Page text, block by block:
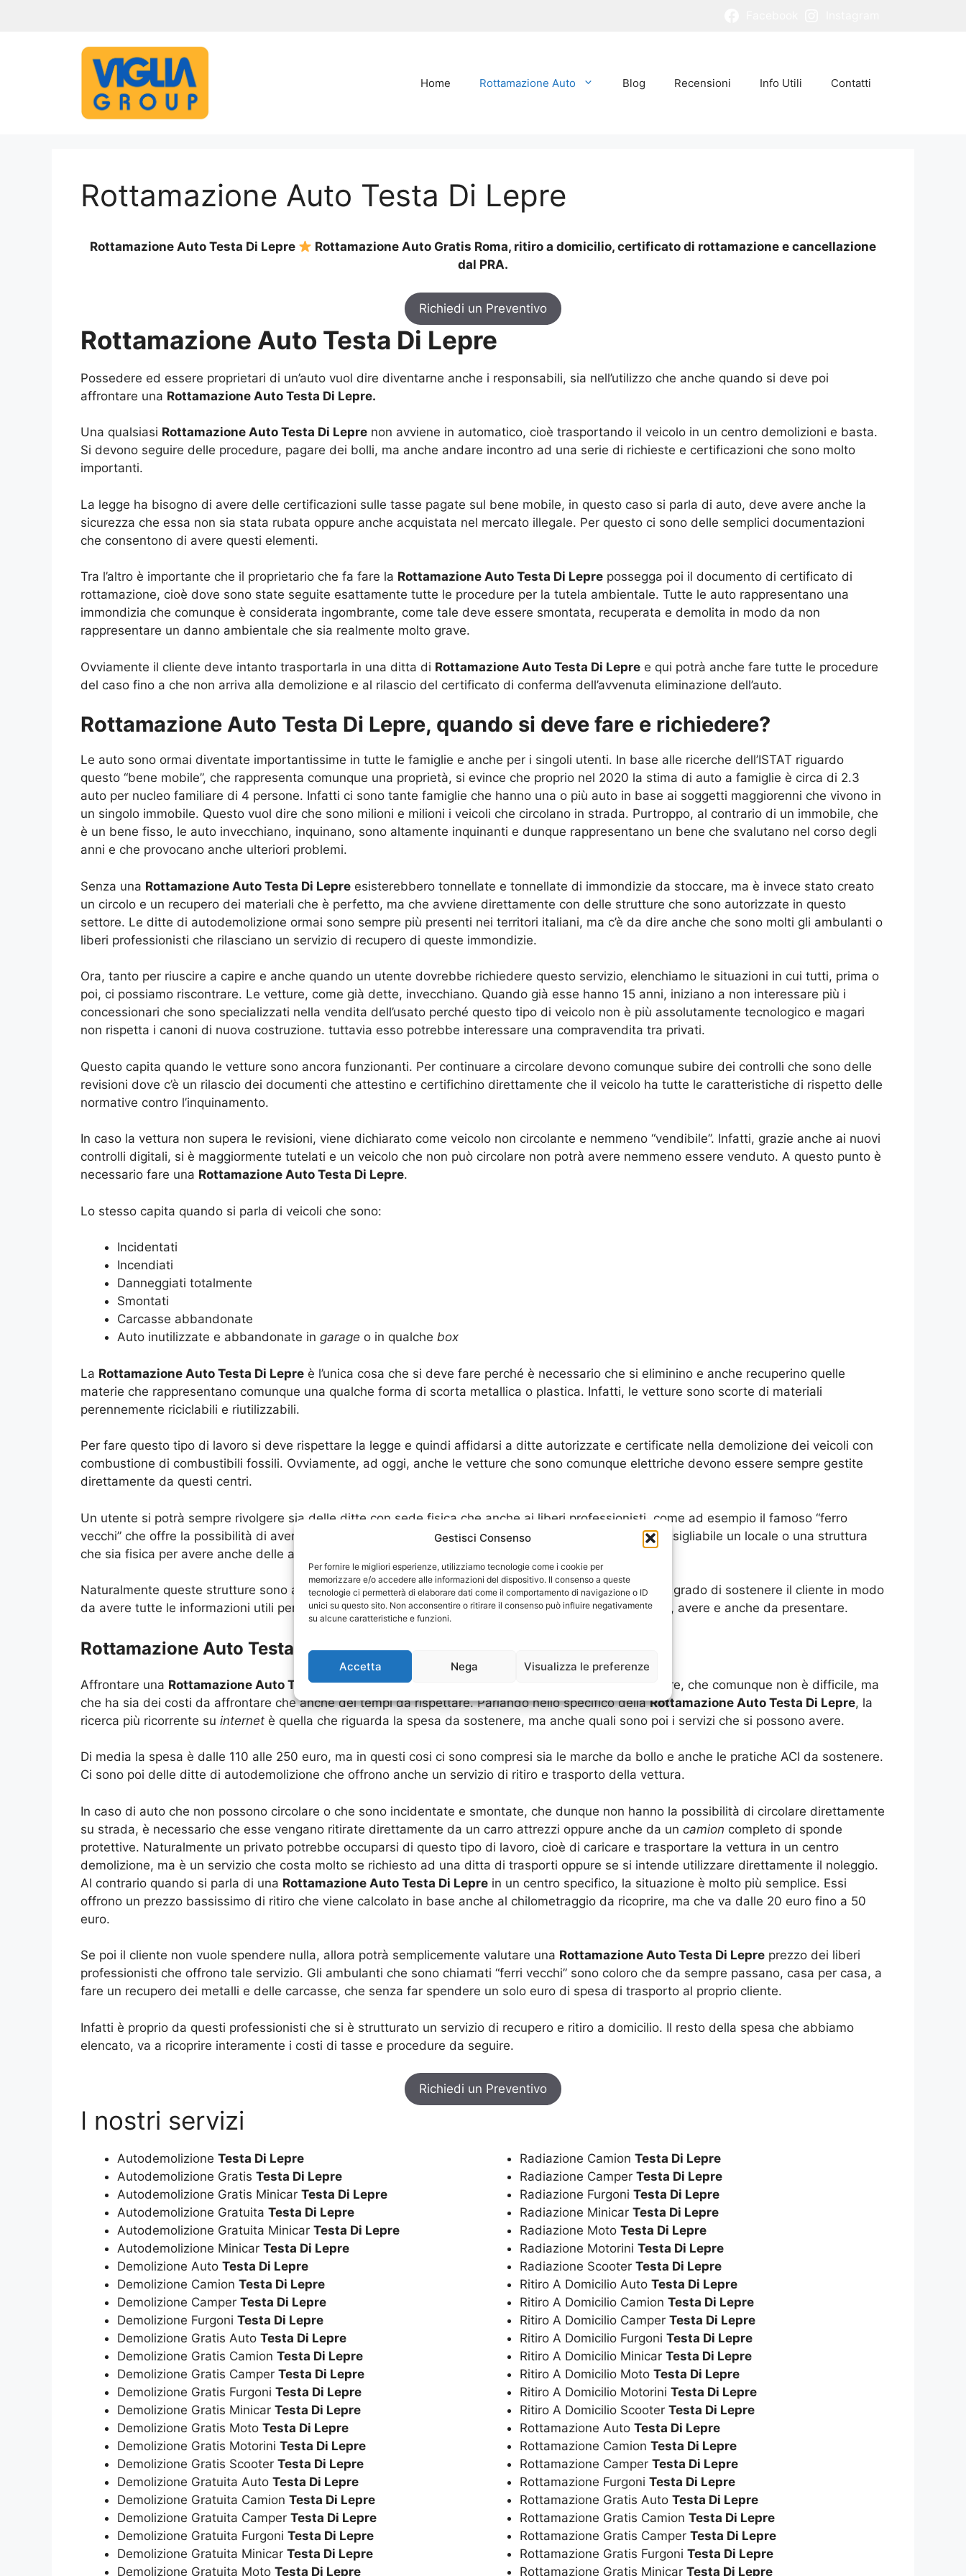
Gestisci Consenso
Per fornire le migliori esperienze, utilizziamo tecnologie come i cookie per
memorizzare e/o accedere alle informazioni del dispositivo. Il consenso a queste
tecnologie ci permetterà di elaborare dati come il comportamento di navigazione o ID
unici su questo sito. Non acconsentire o ritirare il consenso può influire negativamente
su alcune caratteristiche e funzioni.
Accetta Nega Visualizza le preferenze
Home Rottamazione Auto Blog Recensioni Info Utili Contatti
Rottamazione Auto Testa Di Lepre
Rottamazione Auto Testa Di Lepre
Rottamazione Auto Gratis Roma, ritiro a domicilio, certificato di rottamazione e cancellazione
dal PRA.
Richiedi un Preventivo
Rottamazione Auto Testa Di Lepre
Possedere ed essere proprietari di un’auto vuol dire diventarne anche i responsabili, sia nell’utilizzo che anche quando si deve poi
affrontare una Rottamazione Auto Testa Di Lepre.
Una qualsiasi Rottamazione Auto Testa Di Lepre non avviene in automatico, cioè trasportando il veicolo in un centro demolizioni e basta.
Si devono seguire delle procedure, pagare dei bolli, ma anche andare incontro ad una serie di richieste e certificazioni che sono molto
importanti.
La legge ha bisogno di avere delle certificazioni sulle tasse pagate sul bene mobile, in questo caso si parla di auto, deve avere anche la
sicurezza che essa non sia stata rubata oppure anche acquistata nel mercato illegale. Per questo ci sono delle semplici documentazioni
che consentono di avere questi elementi.
Tra l’altro è importante che il proprietario che fa fare la Rottamazione Auto Testa Di Lepre possegga poi il documento di certificato di
rottamazione, cioè dove sono state seguite esattamente tutte le procedure per la tutela ambientale. Tutte le auto rappresentano una
immondizia che comunque è considerata ingombrante, come tale deve essere smontata, recuperata e demolita in modo da non
rappresentare un danno ambientale che sia realmente molto grave.
Ovviamente il cliente deve intanto trasportarla in una ditta di Rottamazione Auto Testa Di Lepre e qui potrà anche fare tutte le procedure
del caso fino a che non arriva alla demolizione e al rilascio del certificato di conferma dell’avvenuta eliminazione dell’auto.
Rottamazione Auto Testa Di Lepre, quando si deve fare e richiedere?
Le auto sono ormai diventate importantissime in tutte le famiglie e anche per i singoli utenti. In base alle ricerche dell’ISTAT riguardo
questo “bene mobile”, che rappresenta comunque una proprietà, si evince che proprio nel 2020 la stima di auto a famiglie è circa di 2.3
auto per nucleo familiare di 4 persone. Infatti ci sono tante famiglie che hanno una o più auto in base ai soggetti maggiorenni che vivono in
un singolo immobile. Questo vuol dire che sono milioni e milioni i veicoli che circolano in strada. Purtroppo, al contrario di un immobile, che
è un bene fisso, le auto invecchiano, inquinano, sono altamente inquinanti e dunque rappresentano un bene che svalutano nel corso degli
anni e che provocano anche ulteriori problemi.
Senza una Rottamazione Auto Testa Di Lepre esisterebbero tonnellate e tonnellate di immondizie da stoccare, ma è invece stato creato
un circolo e un recupero dei materiali che è perfetto, ma che avviene direttamente con delle strutture che sono autorizzate in questo
settore. Le ditte di autodemolizione ormai sono sempre più presenti nei territori italiani, ma c’è da dire anche che sono molti gli ambulanti o
liberi professionisti che rilasciano un servizio di recupero di queste immondizie.
Ora, tanto per riuscire a capire e anche quando un utente dovrebbe richiedere questo servizio, elenchiamo le situazioni in cui tutti, prima o
poi, ci possiamo riscontrare. Le vetture, come già dette, invecchiano. Quando già esse hanno 15 anni, iniziano a non interessare più i
concessionari che sono specializzati nella vendita dell’usato perché questo tipo di veicolo non è più assolutamente tecnologico e magari
non rispetta i canoni di nuova costruzione. tuttavia esso potrebbe interessare una compravendita tra privati.
Questo capita quando le vetture sono ancora funzionanti. Per continuare a circolare devono comunque subire dei controlli che sono delle
revisioni dove c’è un rilascio dei documenti che attestino e certifichino direttamente che il veicolo ha tutte le caratteristiche di rispetto delle
normative contro l’inquinamento.
In caso la vettura non supera le revisioni, viene dichiarato come veicolo non circolante e nemmeno “vendibile”. Infatti, grazie anche ai nuovi
controlli digitali, si è maggiormente tutelati e un veicolo che non può circolare non potrà avere nemmeno essere venduto. A questo punto è
necessario fare una Rottamazione Auto Testa Di Lepre.
Lo stesso capita quando si parla di veicoli che sono:
Incidentati
Incendiati
Danneggiati totalmente
Smontati
Carcasse abbandonate
Auto inutilizzate e abbandonate in garage o in qualche box
La Rottamazione Auto Testa Di Lepre è l’unica cosa che si deve fare perché è necessario che si eliminino e anche recuperino quelle
materie che rappresentano comunque una qualche forma di scorta metallica o plastica. Infatti, le vetture sono scorte di materiali
perennemente riciclabili e riutilizzabili.
Per fare questo tipo di lavoro si deve rispettare la legge e quindi affidarsi a ditte autorizzate e certificate nella demolizione dei veicoli con
combustione di combustibili fossili. Ovviamente, ad oggi, anche le vetture che sono comunque elettriche devono essere sempre gestite
direttamente da questi centri.
Un utente si potrà sempre rivolgere sia delle ditte con sede fisica che anche ai liberi professionisti, come ad esempio il famoso “ferro
vecchi” che offre la possibilità di avere una
Rottamazione Auto Testa Di Lepre
. In realtà è sempre consigliabile un locale o una struttura
che sia fisica per avere anche delle assistenze a livello degli
Naturalmente queste strutture sono anche usate per quanto riguarda uno scopo informativo che sia in grado di sostenere il cliente in modo
da avere tutte le informazioni utili per capire quali sono i costi da affrontare e i documenti da rilasciare, avere e anche da presentare.
Rottamazione Auto Testa Di Lepre, costi e cosa comprendono
Affrontare una Rottamazione Auto Testa Di Lepreè una “scocciatura”, per gli
burocratici da seguire, che comunque non è difficile, ma
che ha sia dei costi da affrontare che anche dei tempi da rispettare. Parlando nello specifico dellaRottamazione Auto Testa Di Lepre, la
ricerca più ricorrente su internet è quella che riguarda la spesa da sostenere, ma anche quali sono poi i servizi che si possono avere.
Di media la spesa è dalle 110 alle 250 euro, ma in questi cosi ci sono compresi sia le marche da bollo e anche le pratiche ACI da sostenere.
Ci sono poi delle ditte di autodemolizione che offrono anche un servizio di ritiro e trasporto della vettura.
In caso di auto che non possono circolare o che sono incidentate e smontate, che dunque non hanno la possibilità di circolare direttamente
su strada, è necessario che esse vengano ritirate direttamente da un carro attrezzi oppure anche da un camion completo di sponde
protettive. Naturalmente un privato potrebbe occuparsi di questo tipo di lavoro, cioè di caricare e trasportare la vettura in un centro
demolizione, ma è un servizio che costa molto se richiesto ad una ditta di trasporti oppure se si intende utilizzare direttamente il noleggio.
Al contrario quando si parla di una Rottamazione Auto Testa Di Lepre in un centro specifico, la situazione è molto più semplice. Essi
offrono un prezzo bassissimo di ritiro che viene calcolato in base anche al chilometraggio da ricoprire, ma che va dalle 20 euro fino a 50
euro.
Se poi il cliente non vuole spendere nulla, allora potrà semplicemente valutare una Rottamazione Auto Testa Di Lepre prezzo dei liberi
professionisti che offrono tale servizio. Gli ambulanti che sono chiamati “ferri vecchi” sono coloro che da sempre passano, casa per casa, a
fare un recupero dei metalli e delle carcasse, che senza far spendere un solo euro di spesa di trasporto al proprio cliente.
Infatti è proprio da questi professionisti che si è strutturato un servizio di recupero e ritiro a domicilio. Il resto della spesa che abbiamo
elencato, va a ricoprire interamente i costi di tasse e procedure da seguire.
Richiedi un Preventivo
I nostri servizi
Autodemolizione Testa Di Lepre
Autodemolizione Gratis Testa Di Lepre
Autodemolizione Gratis Minicar Testa Di Lepre
Autodemolizione Gratuita Testa Di Lepre
Autodemolizione Gratuita Minicar Testa Di Lepre
Autodemolizione Minicar Testa Di Lepre
Demolizione Auto Testa Di Lepre
Demolizione Camion Testa Di Lepre
Demolizione Camper Testa Di Lepre
Demolizione Furgoni Testa Di Lepre
Demolizione Gratis Auto Testa Di Lepre
Demolizione Gratis Camion Testa Di Lepre
Demolizione Gratis Camper Testa Di Lepre
Demolizione Gratis Furgoni Testa Di Lepre
Demolizione Gratis Minicar Testa Di Lepre
Demolizione Gratis Moto Testa Di Lepre
Demolizione Gratis Motorini Testa Di Lepre
Demolizione Gratis Scooter Testa Di Lepre
Demolizione Gratuita Auto Testa Di Lepre
Demolizione Gratuita Camion Testa Di Lepre
Demolizione Gratuita Camper Testa Di Lepre
Demolizione Gratuita Furgoni Testa Di Lepre
Demolizione Gratuita Minicar Testa Di Lepre
Demolizione Gratuita Moto Testa Di Lepre
Radiazione Camion Testa Di Lepre
Radiazione Camper Testa Di Lepre
Radiazione Furgoni Testa Di Lepre
Radiazione Minicar Testa Di Lepre
Radiazione Moto Testa Di Lepre
Radiazione Motorini Testa Di Lepre
Radiazione Scooter Testa Di Lepre
Ritiro A Domicilio Auto Testa Di Lepre
Ritiro A Domicilio Camion Testa Di Lepre
Ritiro A Domicilio Camper Testa Di Lepre
Ritiro A Domicilio Furgoni Testa Di Lepre
Ritiro A Domicilio Minicar Testa Di Lepre
Ritiro A Domicilio Moto Testa Di Lepre
Ritiro A Domicilio Motorini Testa Di Lepre
Ritiro A Domicilio Scooter Testa Di Lepre
Rottamazione Auto Testa Di Lepre
Rottamazione Camion Testa Di Lepre
Rottamazione Camper Testa Di Lepre
Rottamazione Furgoni Testa Di Lepre
Rottamazione Gratis Auto Testa Di Lepre
Rottamazione Gratis Camion Testa Di Lepre
Rottamazione Gratis Camper Testa Di Lepre
Rottamazione Gratis Furgoni Testa Di Lepre
Rottamazione Gratis Minicar Testa Di Lepre